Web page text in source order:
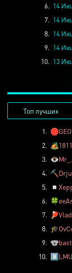
6. 14
7. 14
8. 14
9. 14
10. 13
Топ лучших
1. 🛑
2. 🏕️
3. 👁️
4. ⛏️
5.
◽
6. 🍀
7.
🏓
8. 🎓
9. 🐨
10. 8️⃣LMU